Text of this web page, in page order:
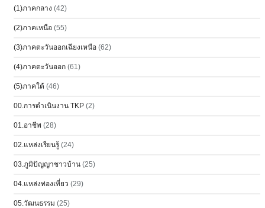
(1)ภาคกลาง (42)
(2)ภาคเหนือ (55)
(3)ภาคตะวันออกเฉียงเหนือ (62)
(4)ภาคตะวันออก (61)
(5)ภาคใต้ (46)
00.การดำเนินงาน TKP (2)
01.อาชีพ (28)
02.แหล่งเรียนรู้ (24)
03.ภูมิปัญญาชาวบ้าน (25)
04.แหล่งท่องเที่ยว (29)
05.วัฒนธรรม (25)